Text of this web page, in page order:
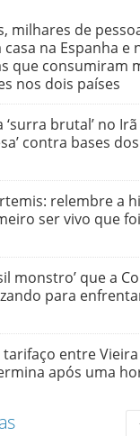
milhares de
na Espanha e
que consumiram
nos dois países
brutal’ no
contra bases
relembre a
ser vivo que
monstro’ que a
para
entre
após uma